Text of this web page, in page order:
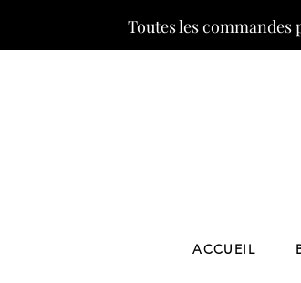
Toutes les commandes
ACCUEIL